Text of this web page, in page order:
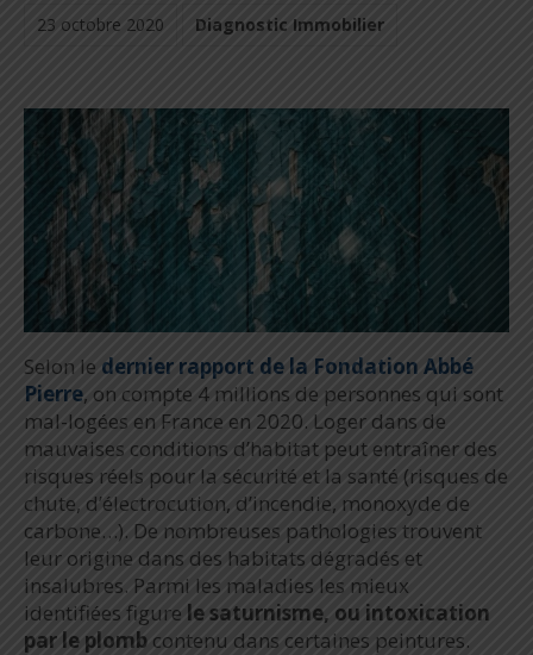
23 octobre 2020 Diagnostic Immobilier
Selon le dernier rapport de la Fondation Abbé
Pierre, on compte 4 millions de personnes qui sont
mal-logées en France en 2020. Loger dans de
mauvaises conditions d’habitat peut entraîner des
risques réels pour la sécurité et la santé (risques de
chute, d’électrocution, d’incendie, monoxyde de
carbone…). De nombreuses pathologies trouvent
leur origine dans des habitats dégradés et
insalubres. Parmi les maladies les mieux
identifiées figure le saturnisme, ou intoxication
par le plomb contenu dans certaines peintures.